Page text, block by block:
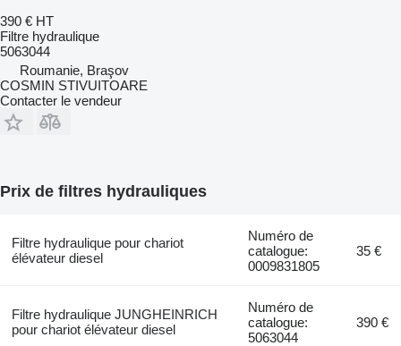
390 € HT
Filtre hydraulique
5063044
Roumanie, Braşov
COSMIN STIVUITOARE
Contacter le vendeur
Prix de filtres hydrauliques
Filtre hydraulique pour chariot
élévateur diesel
Numéro de
catalogue:
0009831805
35 €
Filtre hydraulique JUNGHEINRICH
pour chariot élévateur diesel
Numéro de
catalogue:
5063044
390 €